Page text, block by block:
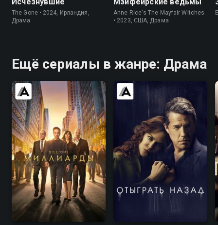
The Gone • 2024, Ирландия,
Драма
Anne Rice's The Mayfair Witches
• 2023, США, Драма
Ещё сериалы в жанре: Драма
8.4 8.3